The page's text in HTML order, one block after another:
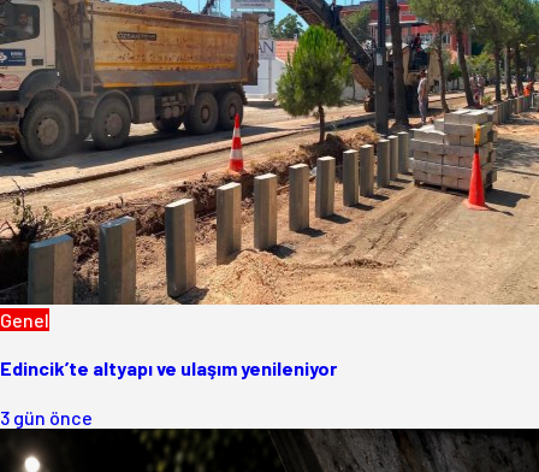
Genel
Edincik’te altyapı ve ulaşım yenileniyor
3 gün önce